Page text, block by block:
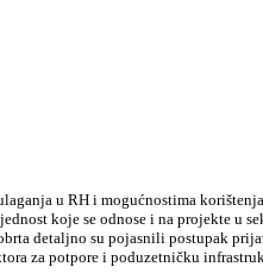
u RH i mogućnostima
koje se odnose i na projekte u
detaljno su pojasnili postupak
za potpore i poduzetničku